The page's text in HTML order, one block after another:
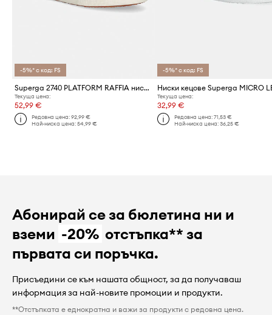
-5%* с код: FS
Superga 2740 PLATFORM RAFFIA ниски кецове дамски
Текуща цена:
52,99 €
Редовна цена:92,99 €
Най-ниска цена:54,99 €
-5%* с код: FS
Текуща цена:
32,99 €
Редовна цена: 71,53 €
Най-ниска цена: 36,25 €
Абонирай се за бюлетина ни и
вземи -20% отстъпка** за
първата си поръчка.
Присъедини се към нашата общност, за да получаваш
информация за най-новите промоции и продукти.
**Отстъпката е еднократна и важи за продукти с редовна цена.